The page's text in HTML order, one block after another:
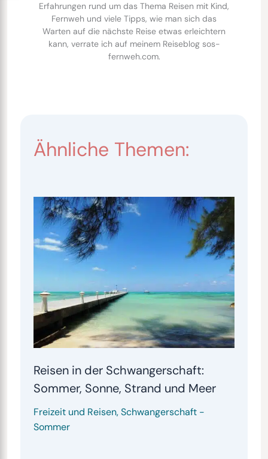
Erfahrungen rund um das Thema Reisen mit Kind,
Fernweh und viele Tipps, wie man sich das
Warten auf die nächste Reise etwas erleichtern
kann, verrate ich auf meinem Reiseblog sos-
fernweh.com.
Ähnliche Themen:
Reisen in der Schwangerschaft:
Sommer, Sonne, Strand und Meer
Freizeit und Reisen,Schwangerschaft-
Sommer